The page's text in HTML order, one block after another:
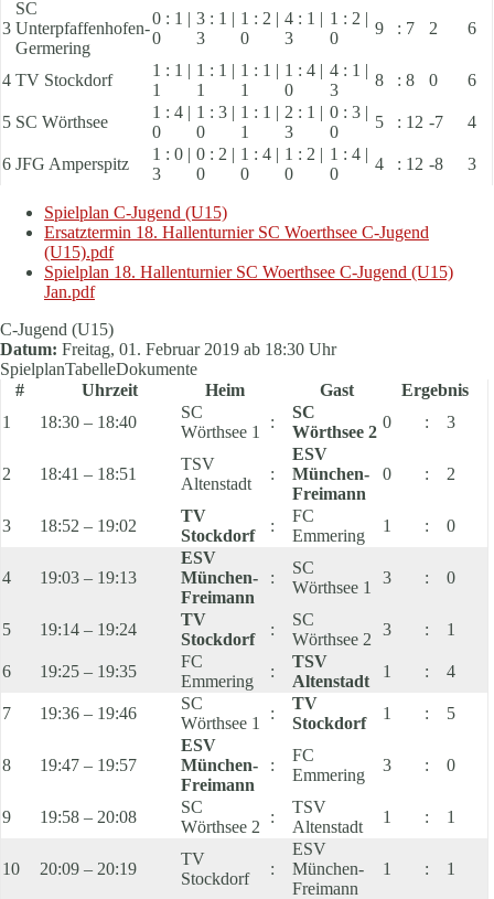
3
SC
Unterpfaffenhofen-
Germering
0 : 1 |
0
3 : 1 |
3
1 : 2 |
0
4 : 1 |
3
1 : 2 |
0
9 : 7 2 6
4 TV Stockdorf
1 : 1 |
1
1 : 1 |
1
1 : 1 |
1
1 : 4 |
0
4 : 1 |
3
8 : 8 0 6
5 SC Wörthsee
1 : 4 |
0
1 : 3 |
0
1 : 1 |
1
2 : 1 |
3
0 : 3 |
0
5 : 12 -7 4
6 JFG Amperspitz
1 : 0 |
3
0 : 2 |
0
1 : 4 |
0
1 : 2 |
0
1 : 4 |
0
4 : 12 -8 3
Spielplan C-Jugend (U15)
Ersatztermin 18. Hallenturnier SC Woerthsee C-Jugend
(U15).pdf
Spielplan 18. Hallenturnier SC Woerthsee C-Jugend (U15)
Jan.pdf
C-Jugend (U15)
Datum: Freitag, 01. Februar 2019 ab 18:30 Uhr
SpielplanTabelleDokumente
#
Uhrzeit Heim Gast
Ergebnis
1
18:30 – 18:40
SC
Wörthsee 1
:
SC
Wörthsee 2
0 : 3
2 18:41 – 18:51
TSV
Altenstadt
:
ESV
München-
Freimann
0 : 2
3 18:52 – 19:02
TV
Stockdorf
:
FC
Emmering
1 : 0
4 19:03 – 19:13
ESV
München-
Freimann
:
SC
Wörthsee 1
3 : 0
5 19:14 – 19:24
TV
Stockdorf
:
SC
Wörthsee 2
3 : 1
6 19:25 – 19:35
FC
Emmering
:
TSV
Altenstadt
1 : 4
7 19:36 – 19:46
SC
Wörthsee 1
:
TV
Stockdorf
1 : 5
8 19:47 – 19:57
ESV
München-
Freimann
:
FC
Emmering
3 : 0
9 19:58 – 20:08
SC
Wörthsee 2
:
TSV
Altenstadt
1 : 1
10 20:09 – 20:19
TV
Stockdorf
:
ESV
München-
Freimann
1 : 1